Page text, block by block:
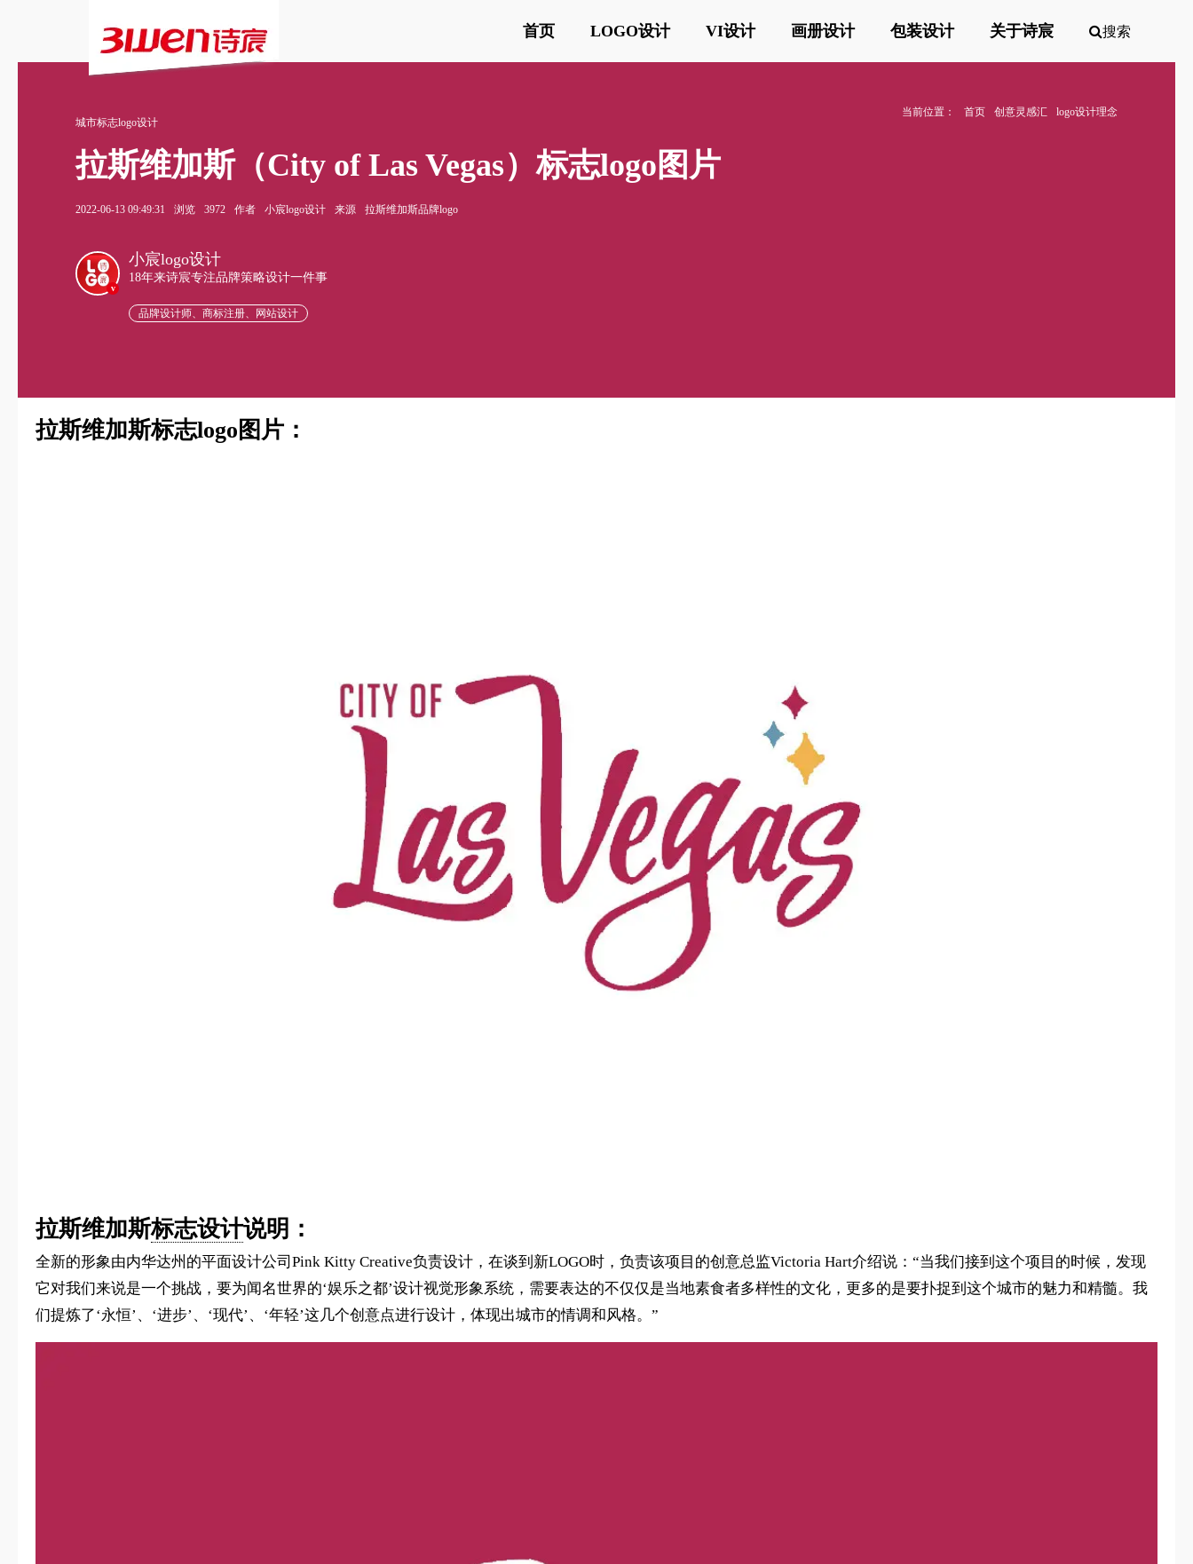
首页 LOGO设计 VI设计 画册设计 包装设计 关于诗宸 搜索
当前位置： 首页 创意灵感汇
logo设计理念
城市标志logo设计
拉斯维加斯（City of Las Vegas）标志logo图片
2022-06-13 09:49:31 浏览 3972 作者 小宸logo设计 来源 拉斯维加斯品牌logo
v
小宸logo设计
18年来诗宸专注品牌策略设计一件事
品牌设计师、商标注册、网站设计
拉斯维加斯标志logo图片：
拉斯维加斯标志设计说明：
全新的形象由内华达州的平面设计公司Pink Kitty Creative负责设计，在谈到新LOGO时，负责该项目的创意总监Victoria Hart介绍说：“当我们接到这个项目的时候，发现
它对我们来说是一个挑战，要为闻名世界的‘娱乐之都’设计视觉形象系统，需要表达的不仅仅是当地素食者多样性的文化，更多的是要扑捉到这个城市的魅力和精髓。我
们提炼了‘永恒’、‘进步’、‘现代’、‘年轻’这几个创意点进行设计，体现出城市的情调和风格。”